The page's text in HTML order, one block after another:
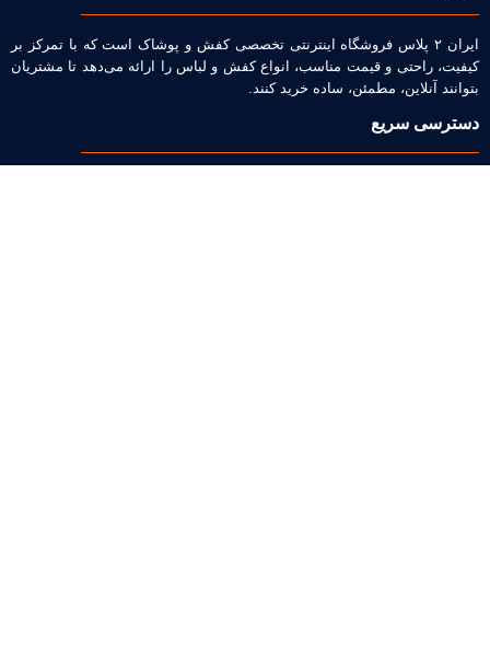
ایران ۲ پلاس فروشگاه اینترنتی تخصصی کفش و پوشاک است که با تمرکز بر
کیفیت، راحتی و قیمت مناسب، انواع کفش و لباس را ارائه می‌دهد تا مشتریان
بتوانند آنلاین، مطمئن، ساده خرید کنند.
دسترسی سریع